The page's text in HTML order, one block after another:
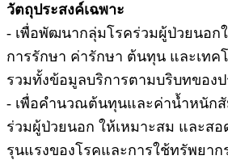
วัตถุประสงค์เฉพาะ
- เพื่อพัฒนากลุ่มโรคร่วมผู้ป่วยนอก
การรักษา ค่ารักษา ต้นทุน และเทค
รวมทั้งข้อมูลบริการตามบริบทของป
- เพื่อคำนวณต้นทุนและค่าน้ำหนัก
ร่วมผู้ป่วยนอก ให้เหมาะสม และส
รุนแรงของโรคและการใช้ทรัพยาก